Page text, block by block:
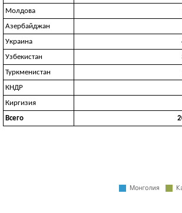
Молдова
Азербайджан
Украина
Узбекистан
Туркменистан
КНДР
Киргизия
Всего